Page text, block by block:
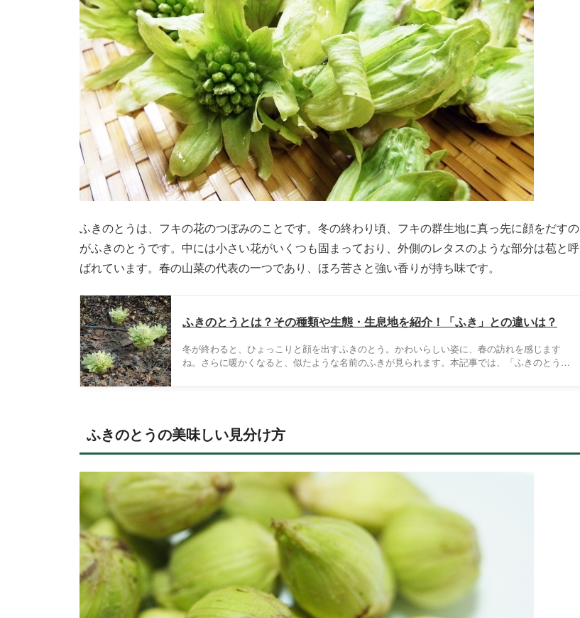
ふきのとうは、フキの花のつぼみのことです。冬の終わり頃、フキの群生地に真っ先に顔をだすの
がふきのとうです。中には小さい花がいくつも固まっており、外側のレタスのような部分は苞と呼
ばれています。春の山菜の代表の一つであり、ほろ苦さと強い香りが持ち味です。
ふきのとうとは？その種類や生態・生息地を紹介！「ふき」との違いは？
冬が終わると、ひょっこりと顔を出すふきのとう。かわいらしい姿に、春の訪れを感じます
ね。さらに暖かくなると、似たような名前のふきが見られます。本記事では、「ふきのとう」
ふきのとうの美味しい見分け方